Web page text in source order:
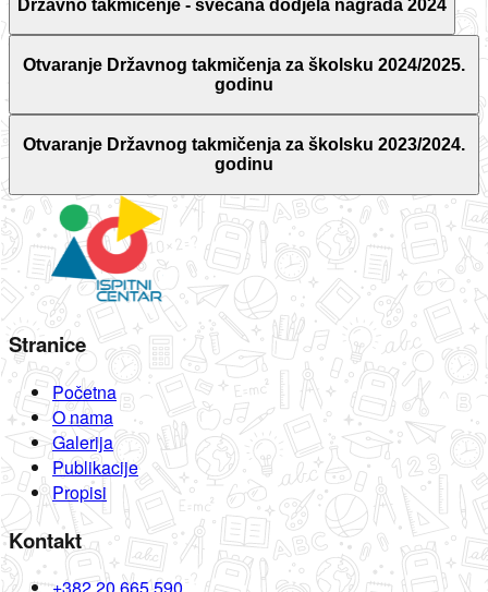
Državno takmičenje - svečana dodjela nagrada 2024
Otvaranje Državnog takmičenja za školsku 2024/2025.
godinu
Otvaranje Državnog takmičenja za školsku 2023/2024.
godinu
Stranice
Početna
O nama
Galerija
Publikacije
Propisi
Kontakt